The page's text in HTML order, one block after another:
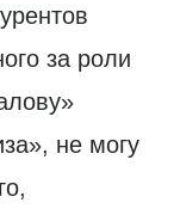
за роли
не могу